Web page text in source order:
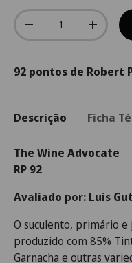
Qtd.
-
+
92 pontos de Robert
Descrição Ficha
The Wine Advocate
RP 92
Avaliado por: Luis
O suculento, primário
produzido com 85%
Garnacha e outras